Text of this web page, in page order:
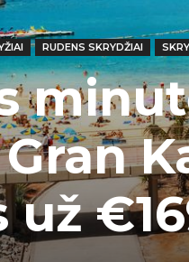
RUDENS SKRYDŽIAI
už